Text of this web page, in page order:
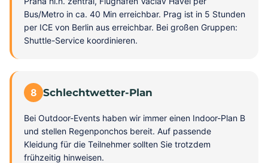
Bus/Metro in ca. 40 Min erreichbar. Prag ist in 5 Stunden
per ICE von Berlin aus erreichbar. Bei großen Gruppen:
Shuttle-Service koordinieren.
8 Schlechtwetter-Plan
Bei Outdoor-Events haben wir immer einen Indoor-Plan B
und stellen Regenponchos bereit. Auf passende
Kleidung für die Teilnehmer sollten Sie trotzdem
frühzeitig hinweisen.